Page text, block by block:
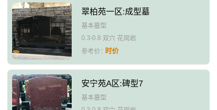
翠柏苑一区:成型墓
基本墓型
0.3-0.8 双穴 花岗岩
参考价：时价
安宁苑A区:碑型7
基本墓型